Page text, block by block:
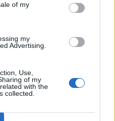
of my
my
Advertising.
Use,
of my
with the
collected.
θα μπορούσαν
της υπόθεσης
το
που φέρεται